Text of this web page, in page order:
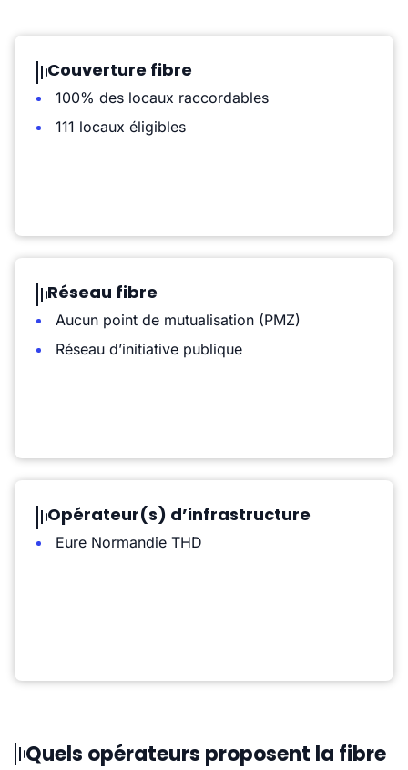
Couverture fibre
100% des locaux raccordables
111 locaux éligibles
Réseau fibre
Aucun point de mutualisation (PMZ)
Réseau d’initiative publique
Opérateur(s) d’infrastructure
Eure Normandie THD
Quels opérateurs proposent la fibre